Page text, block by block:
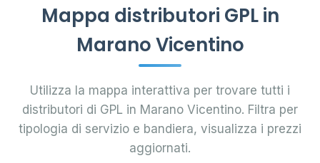
Mappa distributori GPL in
Marano Vicentino
Utilizza la mappa interattiva per trovare tutti i
distributori di GPL in Marano Vicentino. Filtra per
tipologia di servizio e bandiera, visualizza i prezzi
aggiornati.